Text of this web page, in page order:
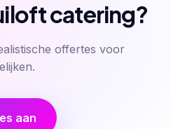
catering?
offertes voor
aan